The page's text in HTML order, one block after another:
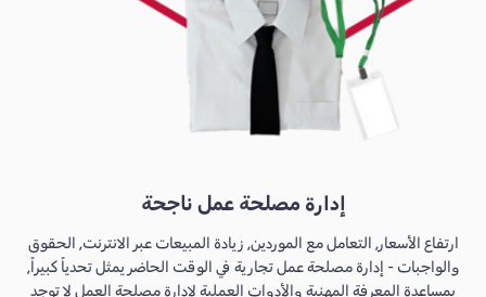
إدارة مصلحة عمل ناجحة
ارتفاع الأسعار, التعامل مع الموردين, زيادة المبيعات عبر الانترنت, الحقوق
والواجبات - إدارة مصلحة عمل تجارية في الوقت الحاضر يمثل تحدياً كبيراً,
بمساعدة المعرفة المهنية والأدوات العملية لإدارة مصلحة العمل لا توجد